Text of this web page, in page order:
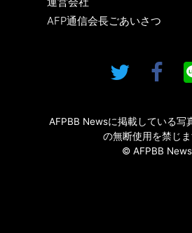
AFP通信会長ごあいさつ
AFPBB Newsに掲載している写
の無断使用を禁じま
© AFPBB News